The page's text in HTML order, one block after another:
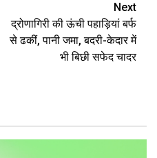
Next
द्रोणागिरी की ऊंची पहाड़ियां बर्फ
से ढकीं, पानी जमा, बदरी-केदार में
भी बिछी सफेद चादर